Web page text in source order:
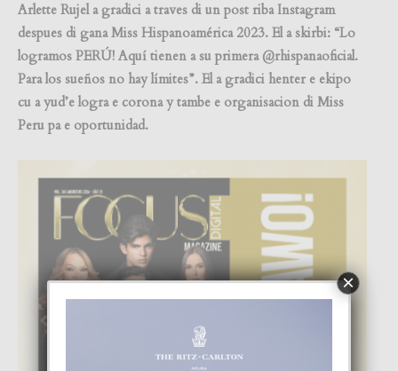
Arlette Rujel a gradici a traves di un post riba Instagram
despues di gana Miss Hispanoamérica 2023. El a skirbi: “Lo
logramos PERÚ! Aquí tienen a su primera @rhispanaoficial.
Para los sueños no hay límites”. El a gradici henter e ekipo
cu a yud’e logra e corona y tambe e organisacion di Miss
Peru pa e oportunidad.
×